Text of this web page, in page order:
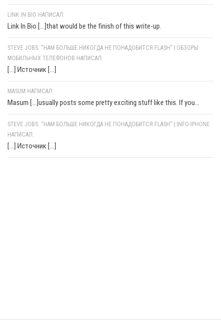
LINK IN BIO НАПИСАЛ:
Link In Bio [...]that would be the finish of this write-up.
STEVE JOBS: “НАМ БОЛЬШЕ НИКОГДА НЕ ПОНАДОБИТСЯ FLASH” | ОБЗОРЫ
МОБИЛЬНЫХ ТЕЛЕФОНОВ НАПИСАЛ:
[…] Источник […]
MASUM НАПИСАЛ:
Masum [...]usually posts some pretty exciting stuff like this. If you...
STEVE JOBS: “НАМ БОЛЬШЕ НИКОГДА НЕ ПОНАДОБИТСЯ FLASH” | INFO-IPHONE
НАПИСАЛ:
[…] Источник […]